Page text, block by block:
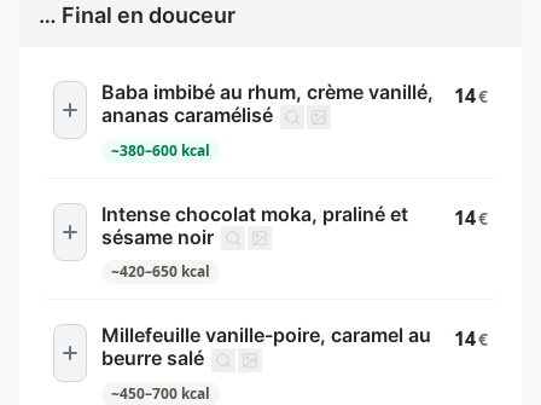
… Final en douceur
Baba imbibé au rhum, crème vanillé,
ananas caramélisé
~380–600 kcal
14€
Intense chocolat moka, praliné et
sésame noir
~420–650 kcal
14€
Millefeuille vanille-poire, caramel au
beurre salé
~450–700 kcal
14€